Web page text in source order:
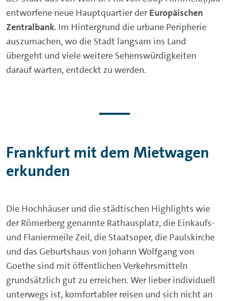
entworfene neue Hauptquartier der Europäischen
Zentralbank. Im Hintergrund die urbane Peripherie
auszumachen, wo die Stadt langsam ins Land
übergeht und viele weitere Sehenswürdigkeiten
darauf warten, entdeckt zu werden.
Frankfurt mit dem Mietwagen
erkunden
Die Hochhäuser und die städtischen Highlights wie
der Römerberg genannte Rathausplatz, die Einkaufs-
und Flaniermeile Zeil, die Staatsoper, die Paulskirche
und das Geburtshaus von Johann Wolfgang von
Goethe sind mit öffentlichen Verkehrsmitteln
grundsätzlich gut zu erreichen. Wer lieber individuell
unterwegs ist, komfortabler reisen und sich nicht an